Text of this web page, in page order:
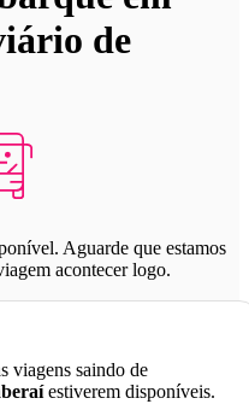
de
Aguarde que estamos
acontecer logo.
viagens saindo de
estiverem disponíveis.